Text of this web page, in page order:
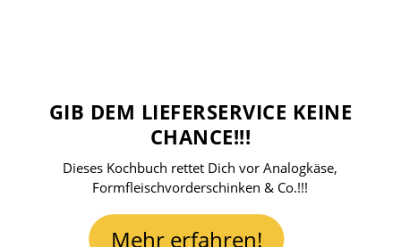
GIB DEM LIEFERSERVICE KEINE
CHANCE!!!
Dieses Kochbuch rettet Dich vor Analogkäse,
Formfleischvorderschinken & Co.!!!
Mehr erfahren!